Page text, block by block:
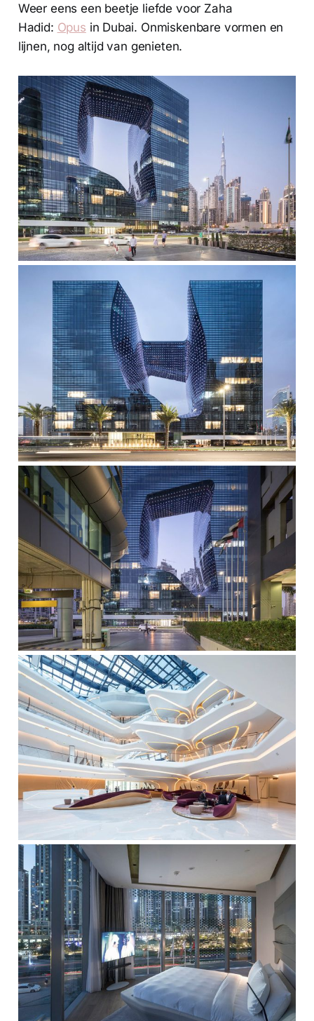
Weer eens een beetje liefde voor Zaha
Hadid: Opus in Dubai. Onmiskenbare vormen en
lijnen, nog altijd van genieten.